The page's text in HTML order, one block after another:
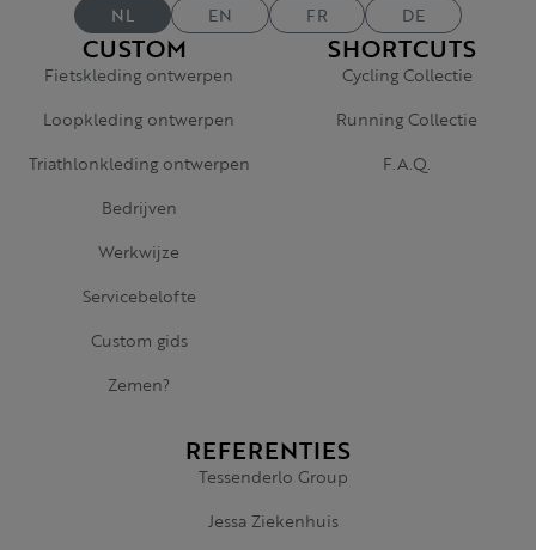
CUSTOM
Fietskleding ontwerpen
Loopkleding ontwerpen
Triathlonkleding ontwerpen
Bedrijven
Werkwijze
Servicebelofte
Custom gids
Zemen?
SHORTCUTS
Cycling Collectie
Running Collectie
F.A.Q.
REFERENTIES
Tessenderlo Group
Jessa Ziekenhuis
NL EN FR DE